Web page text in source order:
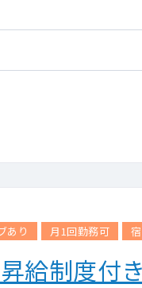
あり 月1回勤務可
給制度付